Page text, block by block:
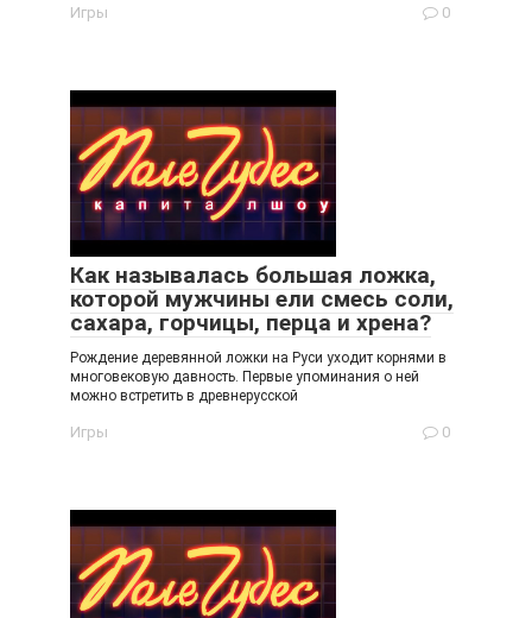
Игры 0
Как называлась большая ложка,
которой мужчины ели смесь соли,
сахара, горчицы, перца и хрена?
Рождение деревянной ложки на Руси уходит корнями в
многовековую давность. Первые упоминания о ней
можно встретить в древнерусской
Игры 0